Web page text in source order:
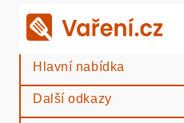
Hlavní nabídka
Další odkazy